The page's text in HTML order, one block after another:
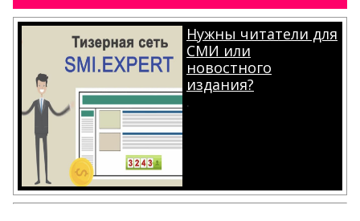
Нужны читатели для
СМИ или
новостного
издания?
.